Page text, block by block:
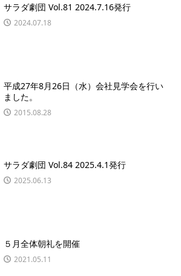
サラダ劇団 Vol.81 2024.7.16発行
2024.07.18
平成27年8月26日（水）会社見学会を行い
ました。
2015.08.28
サラダ劇団 Vol.84 2025.4.1発行
2025.06.13
５月全体朝礼を開催
2021.05.11